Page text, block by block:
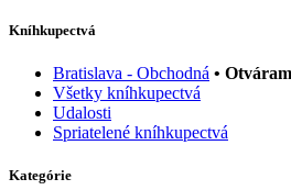
Kníhkupectvá
Bratislava - Obchodná •
Všetky kníhkupectvá
Udalosti
Spriatelené kníhkupectvá
Kategórie